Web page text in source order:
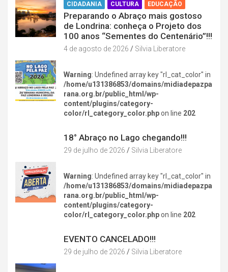
CIDADANIA CULTURA EDUCAÇÃO
Preparando o Abraço mais gostoso
de Londrina: conheça o Projeto dos
100 anos “Sementes do Centenário”!!!
4 de agosto de 2026 Silvia Liberatore
Warning: Undefined array key "rl_cat_color" in
/home/u131386853/domains/midiadepazpa
rana.org.br/public_html/wp-
content/plugins/category-
color/rl_category_color.phpon line 202
18° Abraço no Lago chegando!!!
29 de julho de 2026 Silvia Liberatore
Warning: Undefined array key "rl_cat_color" in
/home/u131386853/domains/midiadepazpa
rana.org.br/public_html/wp-
content/plugins/category-
color/rl_category_color.phpon line 202
EVENTO CANCELADO!!!
29 de julho de 2026 Silvia Liberatore